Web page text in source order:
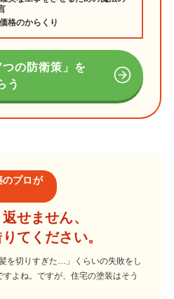
価格のからくり
の防衛策」を
う
のプロが
せません、
てください。
を切りすぎた…」くらいの失敗をし
よね。ですが、住宅の塗装はそう